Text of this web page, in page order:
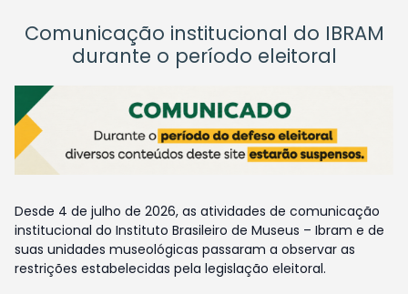
Comunicação institucional do IBRAM
durante o período eleitoral
Desde 4 de julho de 2026, as atividades de comunicação
institucional do Instituto Brasileiro de Museus – Ibram e de
suas unidades museológicas passaram a observar as
restrições estabelecidas pela legislação eleitoral.